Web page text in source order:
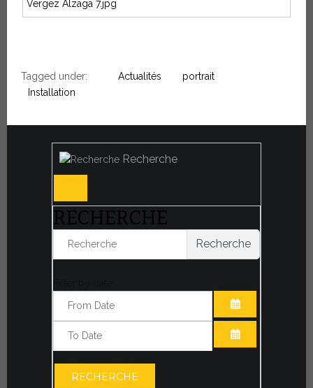
Tagged under: Actualités
portrait
Installation
Recherche
RECHERCHE
Recherche
OUVRIR LE
RECHERCHE